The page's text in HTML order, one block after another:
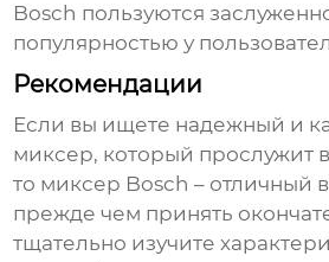
Bosch пользуются
популярностью у
Рекомендации
Если вы ищете надежный и
миксер, который прослужит
то миксер Bosch – отличный
прежде чем принять
тщательно изучите